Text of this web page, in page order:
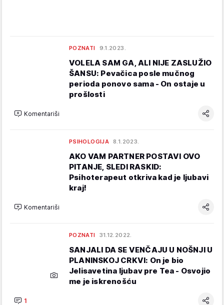
POZNATI 9.1.2023.
VOLELA SAM GA, ALI NIJE ZASLUŽIO
ŠANSU: Pevačica posle mučnog
perioda ponovo sama - On ostaje u
prošlosti
Komentariši
PSIHOLOGIJA 8.1.2023.
AKO VAM PARTNER POSTAVI OVO
PITANJE, SLEDI RASKID:
Psihoterapeut otkriva kad je ljubavi
kraj!
Komentariši
POZNATI 31.12.2022.
SANJALI DA SE VENČAJU U NOŠNJI U
PLANINSKOJ CRKVI: On je bio
Jelisavetina ljubav pre Tea - Osvojio
me je iskrenošću
1